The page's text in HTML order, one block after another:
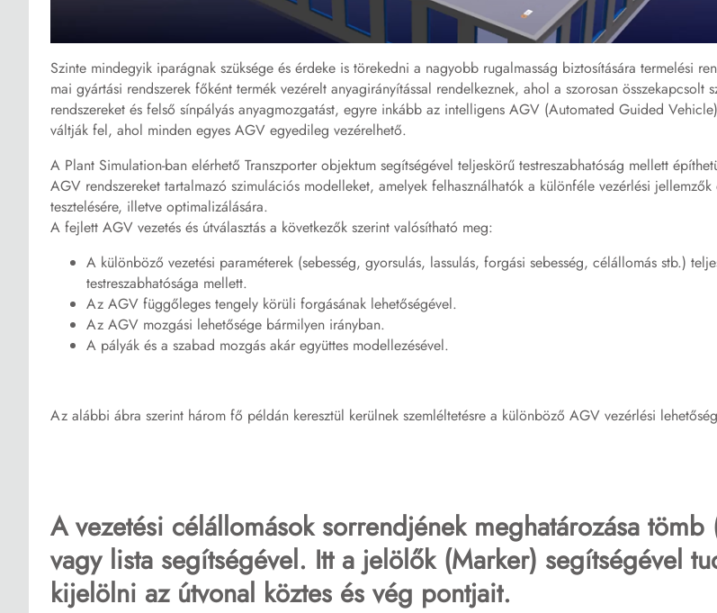
Szinte mindegyik iparágnak szüksége és érdeke is törekedni a nagyobb rugalmasság biztosítására termelési
mai gyártási rendszerek főként termék vezérelt anyagirányítással rendelkeznek, ahol a szorosan összekapcsolt
rendszereket és felső sínpályás anyagmozgatást, egyre inkább az intelligens AGV (Automated Guided
váltják fel, ahol minden egyes AGV egyedileg vezérelhető.
A Plant Simulation-ban elérhető Transzporter objektum segítségével teljeskörű testreszabhatóság mellett
AGV rendszereket tartalmazó szimulációs modelleket, amelyek felhasználhatók a különféle vezérlési jellemzők
tesztelésére, illetve optimalizálására.
A fejlett AGV vezetés és útválasztás a következők szerint valósítható meg:
A különböző vezetési paraméterek (sebesség, gyorsulás, lassulás, forgási sebesség, célállomás stb.)
testreszabhatósága mellett.
Az AGV függőleges tengely körüli forgásának lehetőségével.
Az AGV mozgási lehetősége bármilyen irányban.
A pályák és a szabad mozgás akár együttes modellezésével.
Az alábbi ábra szerint három fő példán keresztül kerülnek szemléltetésre a különböző AGV vezérlési
A vezetési célállomások sorrendjének meghatározása tömb
vagy lista segítségével. Itt a jelölők (Marker) segítségével
kijelölni az útvonal köztes és vég pontjait.